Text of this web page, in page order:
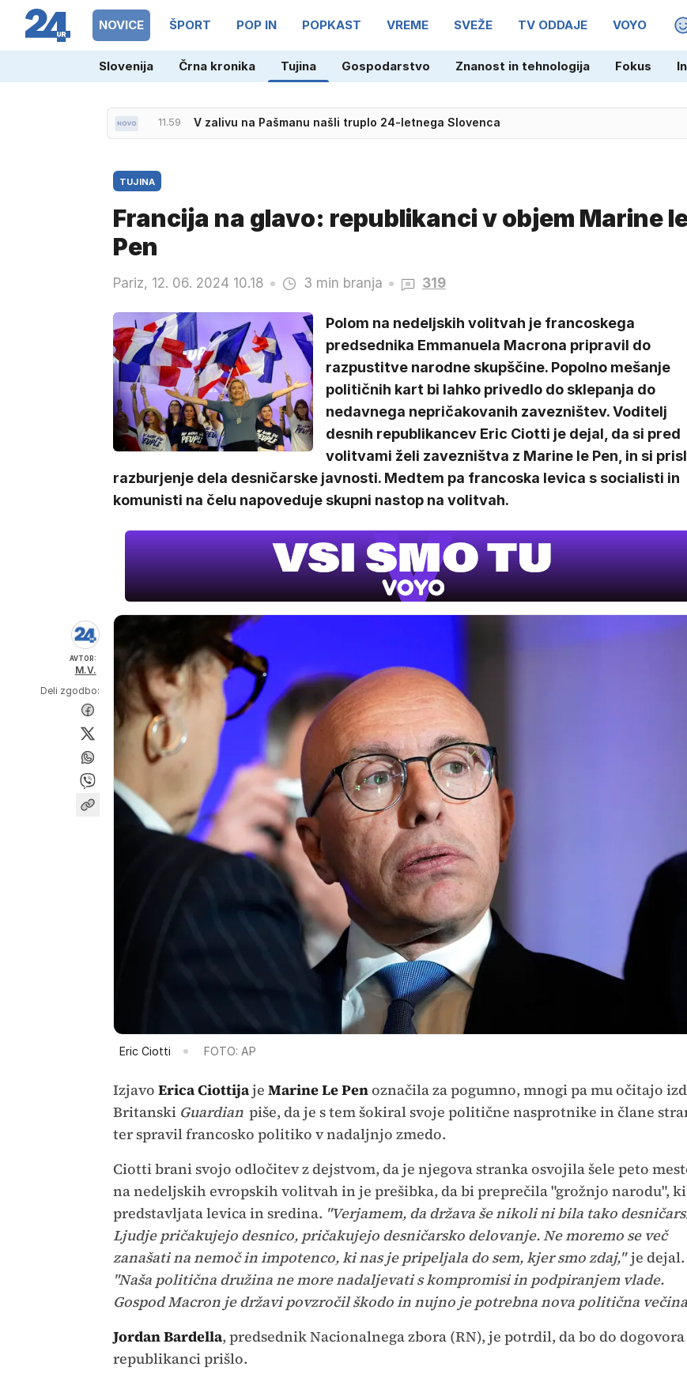
NOVICE ŠPORT POP IN POPKAST VREME SVEŽE TV ODDAJE VOYO
Slovenija Črna kronika Tujina Gospodarstvo Znanost in tehnologija Fokus
11.59 V zalivu na Pašmanu našli truplo 24-letnega Slovenca
TUJINA
Francija na glavo: republikanci v objem Marine
Pen
Pariz, 12. 06. 2024 10.18 3 min branja 319
Polom na nedeljskih volitvah je francoskega
predsednika Emmanuela Macrona pripravil do
razpustitve narodne skupščine. Popolno mešanje
političnih kart bi lahko privedlo do sklepanja do
nedavnega nepričakovanih zavezništev. Voditelj
desnih republikancev Eric Ciotti je dejal, da si pred
volitvami želi zavezništva z Marine le Pen, in si
razburjenje dela desničarske javnosti. Medtem pa francoska levica s socialisti in
komunisti na čelu napoveduje skupni nastop na volitvah.
AVTOR:
M.V.
Deli zgodbo:
Eric Ciotti FOTO: AP
Izjavo Erica Ciottijaje Marine Le Penoznačila za pogumno, mnogi pa mu očitajo
Britanski Guardian piše, da je s tem šokiral svoje politične nasprotnike in člane
ter spravil francosko politiko v nadaljnjo zmedo.
Ciotti brani svojo odločitev z dejstvom, da je njegova stranka osvojila šele peto
na nedeljskih evropskih volitvah in je prešibka, da bi preprečila "grožnjo narodu",
predstavljata levica in sredina. "Verjamem, da država še nikoli ni bila tako
Ljudje pričakujejo desnico, pričakujejo desničarsko delovanje. Ne moremo se več
zanašati na nemoč in impotenco, ki nas je pripeljala do sem, kjer smo zdaj,"je dejal.
"Naša politična družina ne more nadaljevati s kompromisi in podpiranjem vlade.
Gospod Macron je državi povzročil škodo in nujno je potrebna nova politična
Jordan Bardella, predsednik Nacionalnega zbora (RN), je potrdil, da bo do dogovora
republikanci prišlo.